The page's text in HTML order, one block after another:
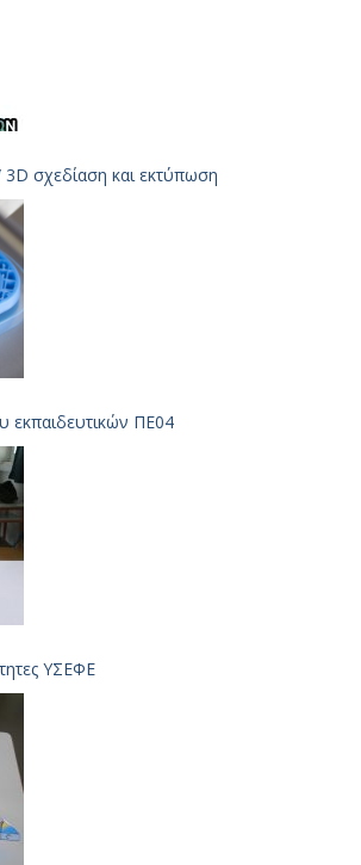
3D σχεδίαση και εκτύπωση
εκπαιδευτικών ΠΕ04
ΥΣΕΦΕ